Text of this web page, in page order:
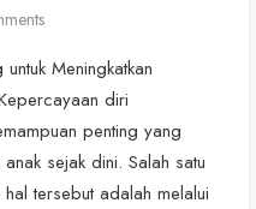
Meningkatkan
diri
penting yang
sejak dini. Salah satu
tersebut adalah melalui